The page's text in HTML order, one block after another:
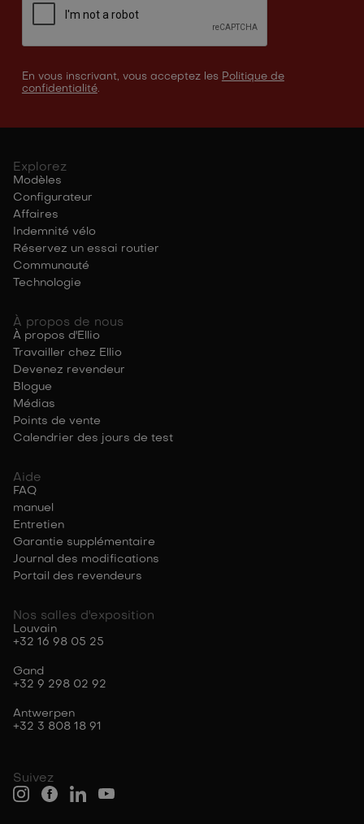
En vous inscrivant, vous acceptez les Politique de
confidentialité.
Suivez
Explorez
Modèles
Configurateur
Affaires
Indemnité vélo
Réservez un essai routier
Communauté
Technologie
À propos de nous
À propos d'Ellio
Travailler chez Ellio
Devenez revendeur
Blogue
Médias
Points de vente
Calendrier des jours de test
Aide
FAQ
manuel
Entretien
Garantie supplémentaire
Journal des modifications
Portail des revendeurs
Nos salles d'exposition
Louvain
+32 16 98 05 25
Gand
+32 9 298 02 92
Antwerpen
+32 3 808 18 91